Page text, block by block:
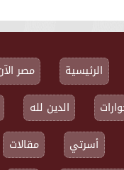
الرئيسية مصر
الدين لله
أسرتي
مقالات